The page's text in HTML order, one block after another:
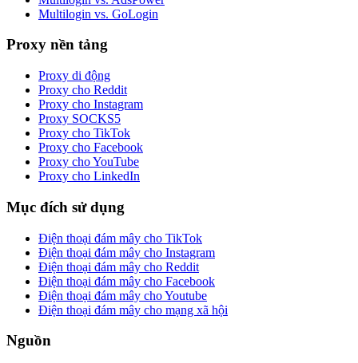
Multilogin vs. GoLogin
Proxy nền tảng
Proxy di động
Proxy cho Reddit
Proxy cho Instagram
Proxy SOCKS5
Proxy cho TikTok
Proxy cho Facebook
Proxy cho YouTube
Proxy cho LinkedIn
Mục đích sử dụng
Điện thoại đám mây cho TikTok
Điện thoại đám mây cho Instagram
Điện thoại đám mây cho Reddit
Điện thoại đám mây cho Facebook
Điện thoại đám mây cho Youtube
Điện thoại đám mây cho mạng xã hội
Nguồn